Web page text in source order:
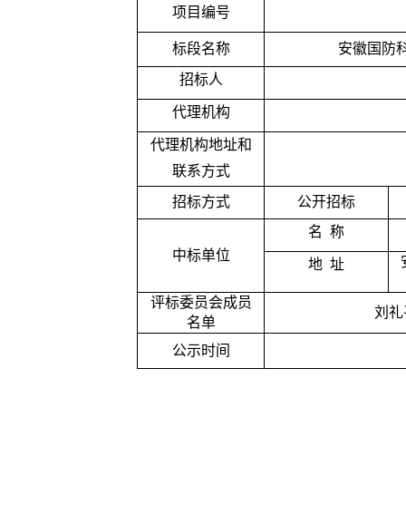
项目编号
标段名称
安徽国防
招标人
代理机构
代理机构地址和
联系方式
招标方式
公开招标
中标单位
名 称
地 址
评标委员会成员
名单
刘
公示时间